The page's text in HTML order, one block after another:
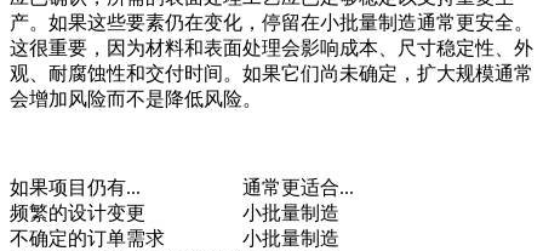
产。如果这些要素仍在变化，停留在小批量制造通常更安全。
这很重要，因为材料和表面处理会影响成本、尺寸稳定性、外
观、耐腐蚀性和交付时间。如果它们尚未确定，扩大规模通常
会增加风险而不是降低风险。
如果项目仍有...
通常更适合...
频繁的设计变更
小批量制造
不确定的订单需求
小批量制造